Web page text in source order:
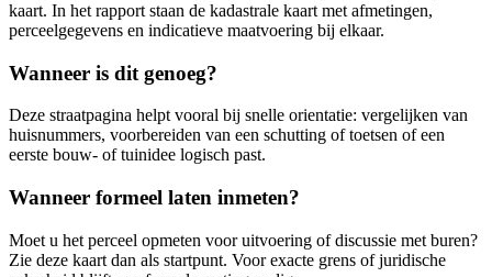
kaart. In het rapport staan de kadastrale kaart met afmetingen,
perceelgegevens en indicatieve maatvoering bij elkaar.
Wanneer is dit genoeg?
Deze straatpagina helpt vooral bij snelle orientatie: vergelijken van
huisnummers, voorbereiden van een schutting of toetsen of een
eerste bouw- of tuinidee logisch past.
Wanneer formeel laten inmeten?
Moet u het perceel opmeten voor uitvoering of discussie met buren?
Zie deze kaart dan als startpunt. Voor exacte grens of juridische